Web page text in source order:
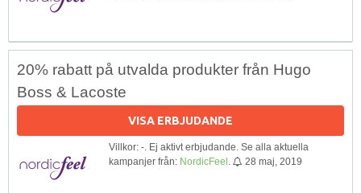
20% rabatt på utvalda produkter från Hugo
Boss & Lacoste
VISA ERBJUDANDE
Villkor: -. Ej aktivt erbjudande. Se alla aktuella
kampanjer från: NordicFeel 28 maj, 2019